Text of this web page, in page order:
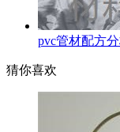
pvc管材配方
猜你喜欢